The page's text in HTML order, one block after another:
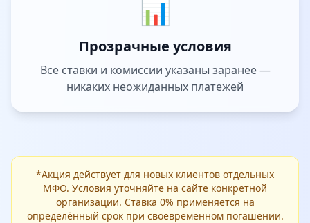
📊
Прозрачные условия
Все ставки и комиссии указаны заранее —
никаких неожиданных платежей
*Акция действует для новых клиентов отдельных
МФО. Условия уточняйте на сайте конкретной
организации. Ставка 0% применяется на
определённый срок при своевременном погашении.